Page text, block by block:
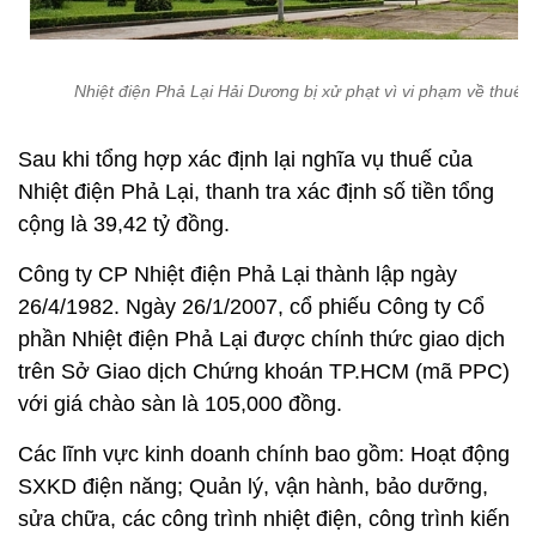
Nhiệt điện Phả Lại Hải Dương bị xử phạt vì vi phạm về thuế
Sau khi tổng hợp xác định lại nghĩa vụ thuế của
Nhiệt điện Phả Lại, thanh tra xác định số tiền tổng
cộng là 39,42 tỷ đồng.
Công ty CP Nhiệt điện Phả Lại thành lập ngày
26/4/1982. Ngày 26/1/2007, cổ phiếu Công ty Cổ
phần Nhiệt điện Phả Lại được chính thức giao dịch
trên Sở Giao dịch Chứng khoán TP.HCM (mã PPC)
với giá chào sàn là 105,000 đồng.
Các lĩnh vực kinh doanh chính bao gồm: Hoạt động
SXKD điện năng; Quản lý, vận hành, bảo dưỡng,
sửa chữa, các công trình nhiệt điện, công trình kiến